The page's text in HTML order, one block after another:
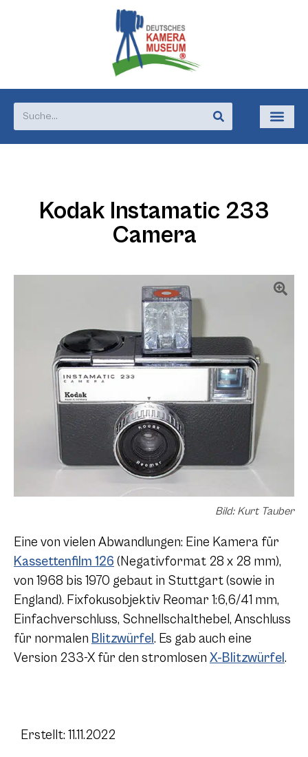
Kodak Instamatic 233
Camera
Bild: Kurt Tauber
Eine von vielen Abwandlungen: Eine Kamera für
Kassettenfilm 126 (Negativformat 28 x 28 mm),
von 1968 bis 1970 gebaut in Stuttgart (sowie in
England). Fixfokusobjektiv Reomar 1:6,6/41 mm,
Einfachverschluss, Schnellschalthebel, Anschluss
für normalen Blitzwürfel. Es gab auch eine
Version 233-X für den stromlosen X-Blitzwürfel.
Erstellt: 11.11.2022